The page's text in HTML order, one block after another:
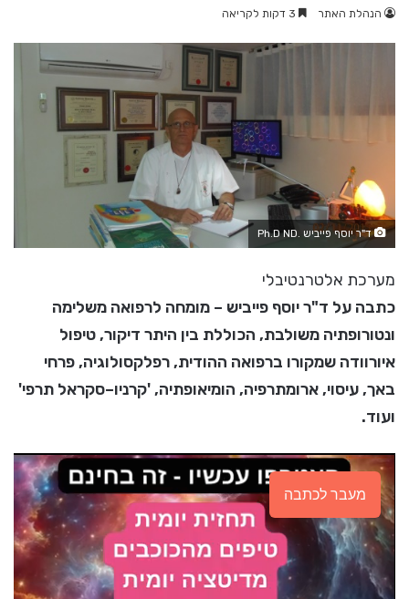
הנהלת האתר
ד"ר יוסף פייביש .Ph.D ND
מערכת אלטרנטיבלי
כתבה על ד"ר יוסף פייביש – מומחה לרפואה משלימה
ונטורופתיה משולבת, הכוללת בין היתר דיקור, טיפול
איורוודה שמקורו ברפואה ההודית, רפלקסולוגיה, פרחי
באך, עיסוי, ארומתרפיה, הומיאופתיה, 'קרניו–סקראל תרפי'
ועוד.
מעבר לכתבה